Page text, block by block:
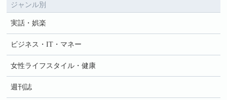
ジャンル別
実話・娯楽
ビジネス・IT・マネー
女性ライフスタイル・健康
週刊誌